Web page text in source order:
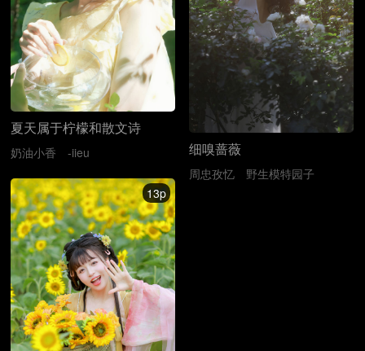
夏天属于柠檬和散文诗
奶油小香 -iieu 细嗅蔷薇
周忠孜忆
野生模特园子
13p